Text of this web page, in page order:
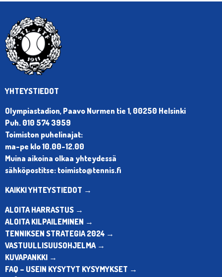
YHTEYSTIEDOT
Olympiastadion, Paavo Nurmen tie 1, 00250 Helsinki
Puh. 010 574 3959
Toimiston puhelinajat:
ma-pe klo 10.00-12.00
Muina aikoina olkaa yhteydessä
sähköpostitse: toimisto@tennis.fi
KAIKKI YHTEYSTIEDOT →
ALOITA HARRASTUS →
ALOITA KILPAILEMINEN →
TENNIKSEN STRATEGIA 2024 →
VASTUULLISUUSOHJELMA →
KUVAPANKKI →
FAQ – USEIN KYSYTYT KYSYMYKSET →